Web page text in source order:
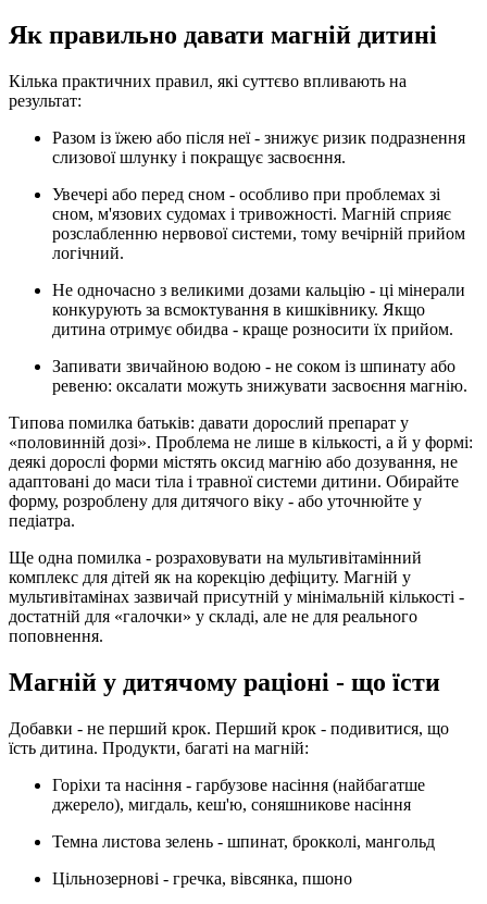
Як правильно давати магній дитині
Кілька практичних правил, які суттєво впливають на
результат:
Разом із їжею або після неї- знижує ризик подразнення
слизової шлунку і покращує засвоєння.
Увечері або перед сном - особливо при проблемах зі
сном, м'язових судомах і тривожності. Магній сприяє
розслабленню нервової системи, тому вечірній прийом
логічний.
Не одночасно з великими дозами кальцію - ці мінерали
конкурують за всмоктування в кишківнику. Якщо
дитина отримує обидва - краще розносити їх прийом.
Запивати звичайною водою - не соком із шпинату або
ревеню: оксалати можуть знижувати засвоєння магнію.
Типова помилка батьків: давати дорослий препарат у
«половинній дозі». Проблема не лише в кількості, а й у формі:
деякі дорослі форми містять оксид магнію або дозування, не
адаптовані до маси тіла і травної системи дитини. Обирайте
форму, розроблену для дитячого віку - або уточнюйте у
педіатра.
Ще одна помилка - розраховувати на мультивітамінний
комплекс для дітей як на корекцію дефіциту. Магній у
мультивітамінах зазвичай присутній у мінімальній кількості -
достатній для «галочки» у складі, але не для реального
поповнення.
Магній у дитячому раціоні - що їсти
Добавки - не перший крок. Перший крок - подивитися, що
їсть дитина. Продукти, багаті на магній:
Горіхи та насіння - гарбузове насіння (найбагатше
джерело), мигдаль, кеш'ю, соняшникове насіння
Темна листова зелень - шпинат, брокколі, мангольд
Цільнозернові - гречка, вівсянка, пшоно